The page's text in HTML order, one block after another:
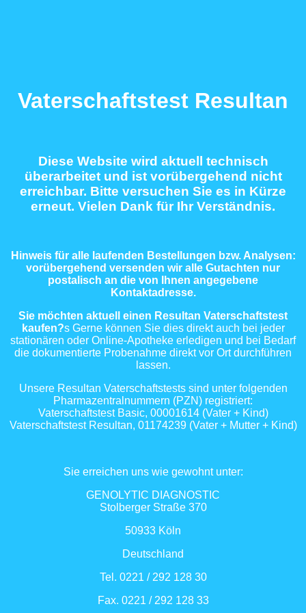
Vaterschaftstest Resultan
Diese Website wird aktuell technisch
überarbeitet und ist vorübergehend nicht
erreichbar. Bitte versuchen Sie es in Kürze
erneut. Vielen Dank für Ihr Verständnis.
Hinweis für alle laufenden Bestellungen bzw. Analysen:
vorübergehend versenden wir alle Gutachten nur
postalisch an die von Ihnen angegebene
Kontaktadresse.
Sie möchten aktuell einen Resultan Vaterschaftstest
kaufen?s Gerne können Sie dies direkt auch bei jeder
stationären oder Online-Apotheke erledigen und bei Bedarf
die dokumentierte Probenahme direkt vor Ort durchführen
lassen.
Unsere Resultan Vaterschaftstests sind unter folgenden
Pharmazentralnummern (PZN) registriert:
Vaterschaftstest Basic, 00001614 (Vater + Kind)
Vaterschaftstest Resultan, 01174239 (Vater + Mutter + Kind)
Sie erreichen uns wie gewohnt unter:
GENOLYTIC DIAGNOSTIC
Stolberger Straße 370
50933 Köln
Deutschland
Tel. 0221 / 292 128 30
Fax. 0221 / 292 128 33